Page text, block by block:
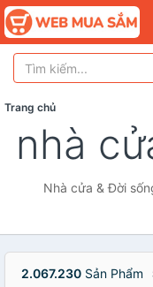
Trang chủ
nhà
Nhà cửa & Đời
2.067.230 Sản Phẩm